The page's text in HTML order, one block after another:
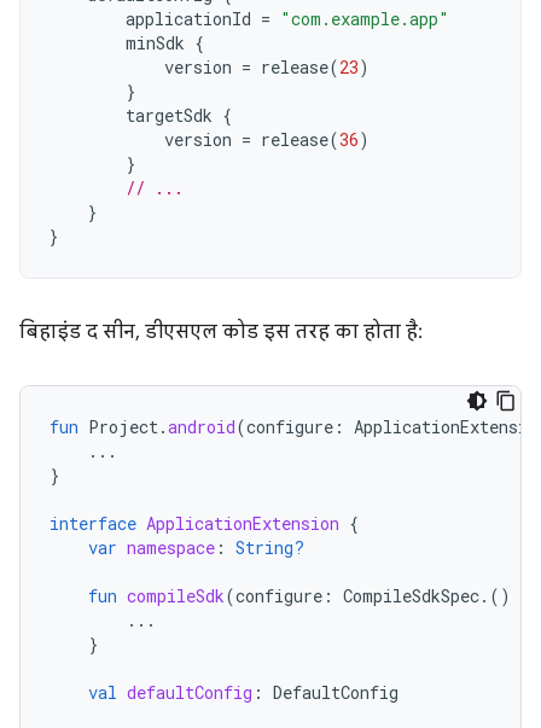
applicationId = "com.example.app"
minSdk {
version = release(23)
}
targetSdk {
version = release(36)
}
// ...
}
}
बिहाइंड द सीन, डीएसएल कोड इस तरह का होता है:
fun Project.android(configure :
...
}
interface ApplicationExtension {
var namespace : String?
fun compileSdk(configure : CompileSdkSpec.()
...
}
val defaultConfig : DefaultConfig